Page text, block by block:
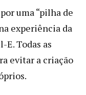
uma “pilha de
experiência da
E. Todas as
evitar a criação